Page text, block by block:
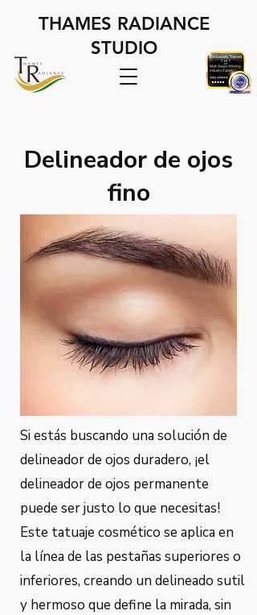
THAMES RADIANCE
STUDIO
Delineador de ojos
fino
Si estás buscando una solución de
delineador de ojos duradero, ¡el
delineador de ojos permanente
puede ser justo lo que necesitas!
Este tatuaje cosmético se aplica en
la línea de las pestañas superiores o
inferiores, creando un delineado sutil
y hermoso que define la mirada, sin